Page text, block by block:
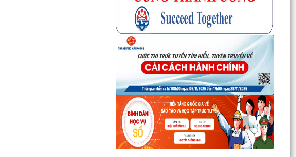
của UBND thành phố Về việc công bố thủ tục
hành chính ban...
Quyết định số 3095/QĐ-UBND ngày 05/8/2026
của UBND thành phố Về việc công bố danh mục
thủ tục hành...
Quyết định công bố Người phát ngôn xã Vĩnh
Hoà
Thông báo đấu giá Quyền sử dụng đất tại thôn
Xuân Hùng ( cũ), xã Vĩnh Hòa, thành phố Hải
Phòng.